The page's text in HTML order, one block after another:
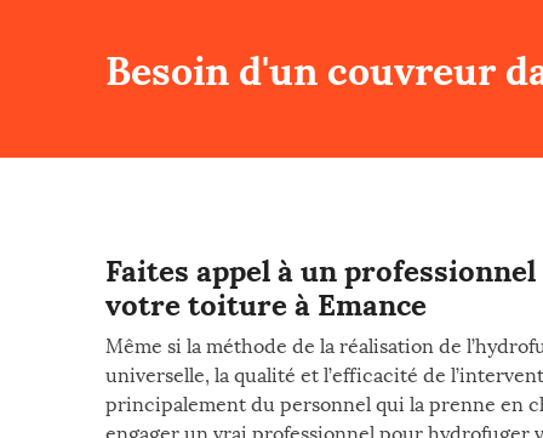
Besoin d'un couvreur
Faites appel à un
votre toiture à Emance
Même si la méthode de la réalisation de
universelle, la qualité et l’efficacité de
principalement du personnel qui la prenne en
engager un vrai professionnel pour hydrofuger